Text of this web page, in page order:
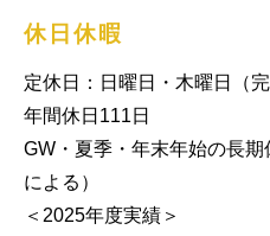
休日休暇
定休日：日曜日・木曜日（完
年間休日111日
GW・夏季・年末年始の長
による）
＜2025年度実績＞